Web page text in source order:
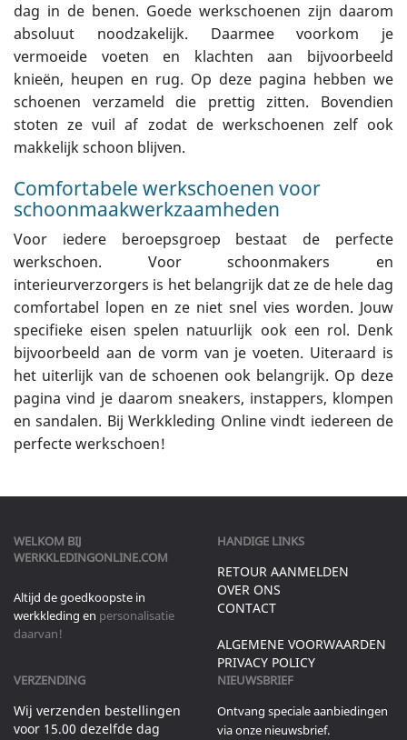
dag in de benen. Goede werkschoenen zijn daarom
absoluut noodzakelijk. Daarmee voorkom je
vermoeide voeten en klachten aan bijvoorbeeld
knieën, heupen en rug. Op deze pagina hebben we
schoenen verzameld die prettig zitten. Bovendien
stoten ze vuil af zodat de werkschoenen zelf ook
makkelijk schoon blijven.
Comfortabele werkschoenen voor
schoonmaakwerkzaamheden
Voor iedere beroepsgroep bestaat de perfecte
werkschoen. Voor schoonmakers en
interieurverzorgers is het belangrijk dat ze de hele dag
comfortabel lopen en ze niet snel vies worden. Jouw
specifieke eisen spelen natuurlijk ook een rol. Denk
bijvoorbeeld aan de vorm van je voeten. Uiteraard is
het uiterlijk van de schoenen ook belangrijk. Op deze
pagina vind je daarom sneakers, instappers, klompen
en sandalen. Bij Werkkleding Online vindt iedereen de
perfecte werkschoen!
WELKOM BIJ
WERKKLEDINGONLINE.COM
Altijd de goedkoopste in
werkkleding en personalisatie
daarvan!
HANDIGE LINKS
RETOUR AANMELDEN
OVER ONS
CONTACT
ALGEMENE VOORWAARDEN
PRIVACY POLICY
VERZENDING
Wij verzenden bestellingen
voor 15.00 dezelfde dag
NIEUWSBRIEF
Ontvang speciale aanbiedingen
via onze nieuwsbrief.